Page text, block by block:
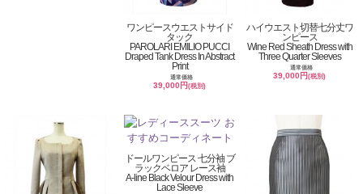
ワンピースウエストサイド
タック
PAROLARI EMILIO PUCCI
Draped Tank Dress In Abstract
Print
通常価格
39,000円(税別)
ハイウエスト切替七分丈ワ
ンピース
Wine Red Sheath Dress with
Three Quarter Sleeves
通常価格
39,000円(税別)
ドールワンピース 七分袖 ブ
ラックベロア レース袖
A-line Black Velour Dress with
Lace Sleeve